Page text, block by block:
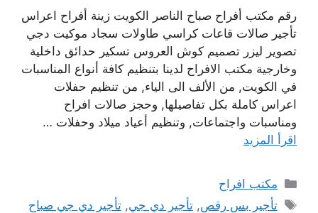
رقم مكتب أفراح صباح الناصر الكويت زينة أفراح اعراس
تأجير صالات قاعات كراسي طاولات سجاد موكيت دجي
تصوير ليزر تصميم كوش العروس تسكير حدائق داخلية
وخارجية مكتب الافراح لدينا بتنظيم كافة أنواع المناسبات
في الكويت, من الألف الى الياء, من تنظيم حفلات
اعراس كاملة بكل تفاصيلها, وحجز صالات افراح
ومناسبات واجتماعات, وتنظيم أعياد ميلاد وحفلات …
اقرأ المزيد
التصنيفات
مكتب افراح
الوسوم
تأجير بس رقص,تأجير دي جي,تأجير دي جي صباح